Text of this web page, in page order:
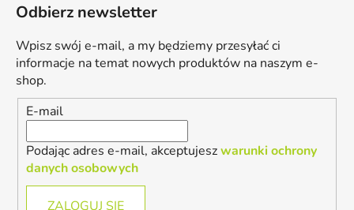
Odbierz newsletter
Wpisz swój e-mail, a my będziemy przesyłać ci
informacje na temat nowych produktów na naszym e-
shop.
E-mail
Podając adres e-mail, akceptujeszwarunki ochrony
danych osobowych
ZALOGUJ SIĘ